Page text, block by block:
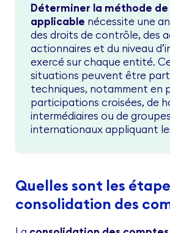
Déterminer la méthode
applicable nécessite une
des droits de contrôle, des
actionnaires et du niveau
exercé sur chaque entité.
situations peuvent être
techniques, notamment en
participations croisées, de
intermédiaires ou de groupes
internationaux appliquant
Quelles sont les
consolidation des